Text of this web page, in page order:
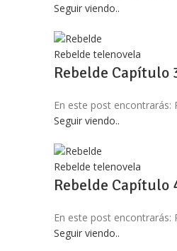
Seguir viendo..
Rebelde telenovela
Rebelde Capítulo
En este post encontrarás:
Seguir viendo..
Rebelde telenovela
Rebelde Capítulo
En este post encontrarás:
Seguir viendo..